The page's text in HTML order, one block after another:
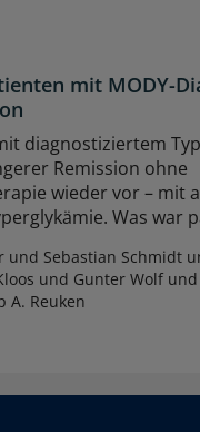
mit MODY-
diagnostiziertem
Remission ohne
wieder vor – mit
Was war
und Sebastian Schmidt
und Gunter Wolf
A. Reuken